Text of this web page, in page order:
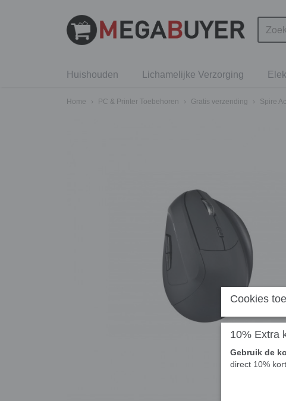
Huishouden Lichamelijke Verzorging
Home › PC & Printer Toebehoren › Gratis verzending › Spire
Cookies
10% Extra
Gebruik de
direct 10%